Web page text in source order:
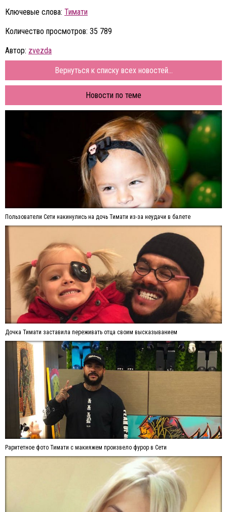
Ключевые слова: Тимати
Количество просмотров: 35 789
Автор: zvezda
Вернуться к списку всех новостей...
Новости по теме
Пользователи Сети накинулись на дочь Тимати из-за неудачи в балете
Дочка Тимати заставила переживать отца своим высказыванием
Раритетное фото Тимати с макияжем произвело фурор в Сети